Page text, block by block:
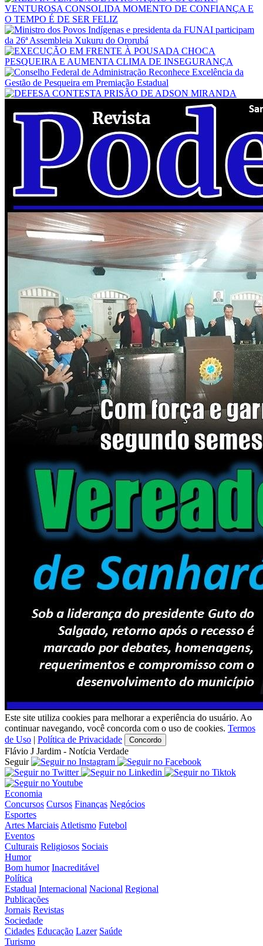
Este site utiliza cookies para melhorar a experiência do usuário. Ao
continuar navegando, você concorda com o uso de cookies. Termos
de Uso | Política de Privacidade Concordo
Flávio J Jardim - Notícia Verdade
Seguir
Economia
Concursos Cursos Finanças Negócios
Esportes
Artes Marciais Atletismo Futebol
Eventos
Culturais Religiosos Sociais
Humor
Bom humor Inacreditável
Política
Estadual Internacional Nacional Regional
Publicações
Jornais Revistas
Sociedade
Cidades Educação Lazer Saúde
Turismo